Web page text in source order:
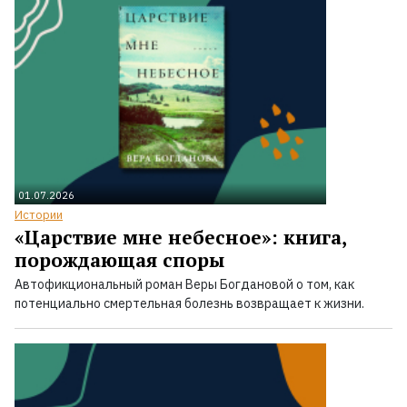
01.07.2026
Истории
«Царствие мне небесное»: книга,
порождающая споры
Автофикциональный роман Веры Богдановой о том, как
потенциально смертельная болезнь возвращает к жизни.